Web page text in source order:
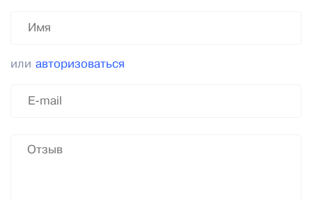
или авторизоваться